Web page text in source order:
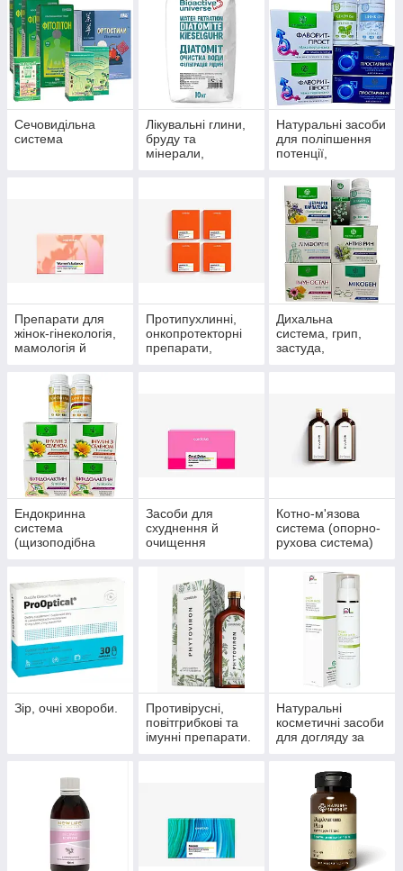
Сечовидільна
система
Лікувальні глини,
бруду та
мінерали,
прийняття ванн.
Натуральні засоби
для поліпшення
потенції,
чоловічого
здоров'я
Препарати для
жінок-гінекологія,
мамологія й
Протипухлинні,
онкопротекторні
препарати,
Дихальна
система, грип,
застуда,
Ендокринна
система
(щизоподібна
Засоби для
схуднення й
очищення
Котно-м'язова
система (опорно-
рухова система)
Зір, очні хвороби.
Противірусні,
повітгрибкові та
імунні препарати.
Натуральні
косметичні засоби
для догляду за